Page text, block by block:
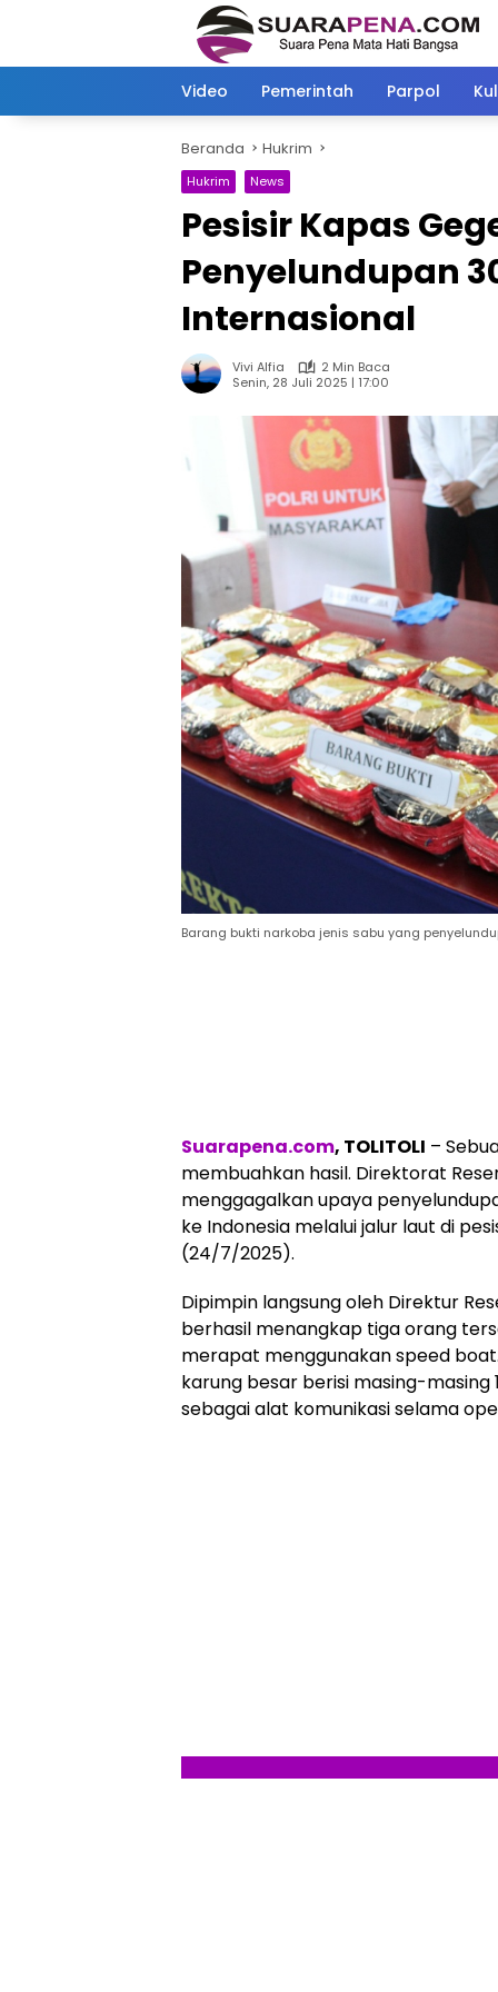
Video Pemerintah Parpol
Beranda Hukrim
Hukrim News
Pesisir Kapas
Penyelundupan
Internasional
Vivi Alfia
2 Min Baca
Senin, 28 Juli 2025 | 17:00
Barang bukti narkoba jenis sabu yang
Suarapena.com, TOLITOLI –
membuahkan hasil. Direktorat
menggagalkan upaya
ke Indonesia melalui jalur laut di
(24/7/2025).
Dipimpin langsung oleh Direktur
berhasil menangkap tiga orang
merapat menggunakan speed
karung besar berisi masing-
sebagai alat komunikasi selama